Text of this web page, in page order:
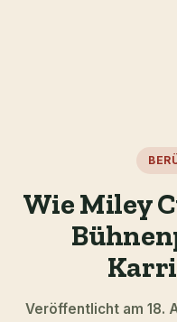
Wie Miley
Veröffentlicht am 18.